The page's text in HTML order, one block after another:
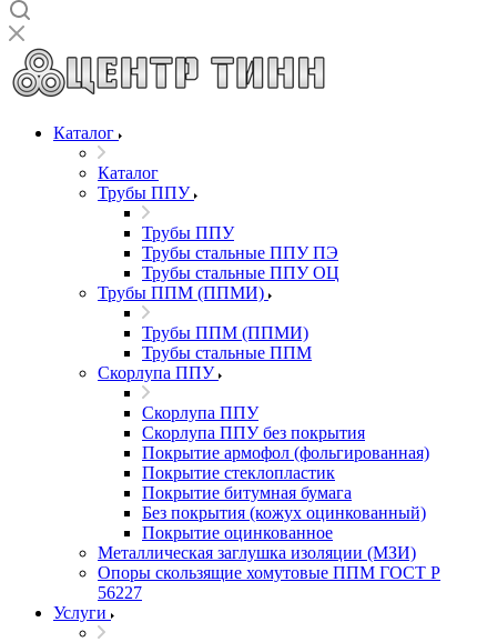
Каталог
Каталог
Трубы ППУ
Трубы ППУ
Трубы стальные ППУ ПЭ
Трубы стальные ППУ ОЦ
Трубы ППМ (ППМИ)
Трубы ППМ (ППМИ)
Трубы стальные ППМ
Скорлупа ППУ
Скорлупа ППУ
Скорлупа ППУ без покрытия
Покрытие армофол (фольгированная)
Покрытие стеклопластик
Покрытие битумная бумага
Без покрытия (кожух оцинкованный)
Покрытие оцинкованное
Металлическая заглушка изоляции (МЗИ)
Опоры скользящие хомутовые ППМ ГОСТ Р
56227
Услуги